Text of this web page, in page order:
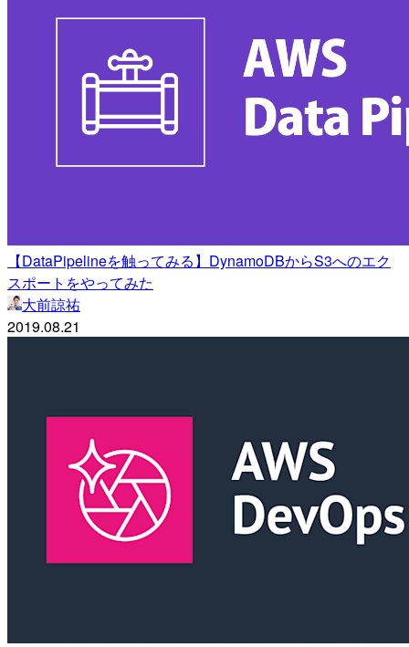
【DataPipelineを触ってみる】DynamoDBからS3へのエク
スポートをやってみた
大前諒祐
2019.08.21